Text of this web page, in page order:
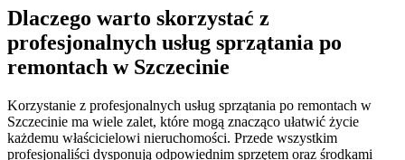
Dlaczego warto skorzystać z
profesjonalnych usług sprzątania po
remontach w Szczecinie
Korzystanie z profesjonalnych usług sprzątania po remontach w
Szczecinie ma wiele zalet, które mogą znacząco ułatwić życie
każdemu właścicielowi nieruchomości. Przede wszystkim
profesjonaliści dysponują odpowiednim sprzętem oraz środkami